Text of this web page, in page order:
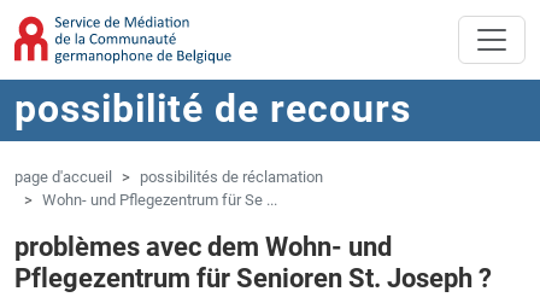
Aller au contenu principal
Sauter à la navigation
possibilité de recours
page d'accueil
possibilités de réclamation
Wohn- und Pflegezentrum für Se ...
problèmes avec dem Wohn- und
Pflegezentrum für Senioren St. Joseph ?